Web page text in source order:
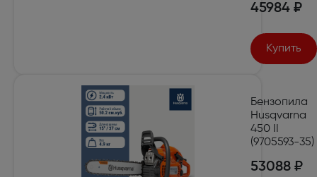
45984 ₽
Купить
Бензопила
Husqvarna
450 II
(9705593-35)
53088 ₽